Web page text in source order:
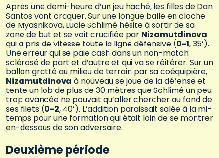
Après une demi-heure d’un jeu haché, les filles de Dan
Santos vont craquer. Sur une longue balle en cloche
de Myasnikova, Lucie Schlimé hésite à sortir de sa
zone de but et se voit crucifiée par Nizamutdinova
qui a pris de vitesse toute la ligne défensive (0-1, 35’).
Une erreur qui se paie cash dans un non-match
sclérosé de part et d’autre et qui va se réitérer. Sur un
ballon gratté au milieu de terrain par sa coéquipière,
Nizamutdinova à nouveau se joue de la défense et
tente un lob de plus de 30 mètres que Schlimé un peu
trop avancée ne pouvait qu’aller chercher au fond de
ses filets (0-2, 40’). L’addition paraissait salée à la mi-
temps pour une formation qui était loin de se montrer
en-dessous de son adversaire.
Deuxième période